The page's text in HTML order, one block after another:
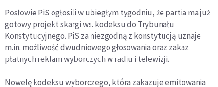
Posłowie PiS ogłosili w ubiegłym tygodniu, że partia ma już
gotowy projekt skargi ws. kodeksu do Trybunału
Konstytucyjnego. PiS za niezgodną z konstytucją uznaje
m.in. możliwość dwudniowego głosowania oraz zakaz
płatnych reklam wyborczych w radiu i telewizji.
Nowelę kodeksu wyborczego, która zakazuje emitowania